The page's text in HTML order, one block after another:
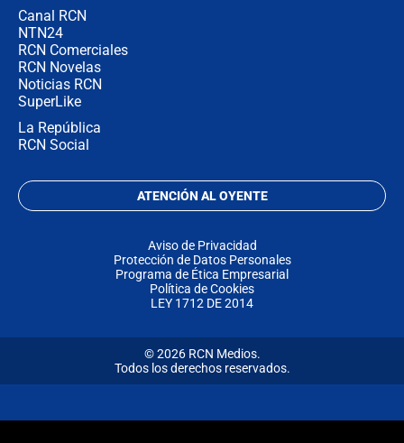
Canal RCN
NTN24
RCN Comerciales
RCN Novelas
Noticias RCN
SuperLike
La República
RCN Social
ATENCIÓN AL OYENTE
Aviso de Privacidad
Protección de Datos Personales
Programa de Ética Empresarial
Política de Cookies
LEY 1712 DE 2014
© 2026 RCN Medios.
Todos los derechos reservados.